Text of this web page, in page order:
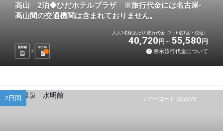
高山 2泊◆ひだホテルプラザ ※旅行代金には名古屋-
高山間の交通機関は含まれておりません。
新幹線
ホテル
2泊
大人1名様あたり 旅行代金（2～6名1室・税込）
40,720円 55,580円
表示旅行代金について
ツアーコード Q02SV8
2日間